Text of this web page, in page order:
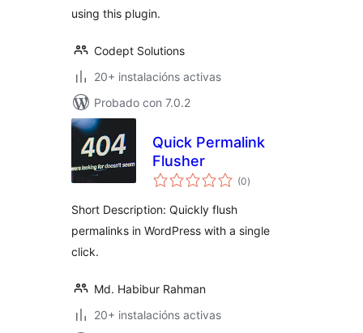
using this plugin.
Codept Solutions
20+ instalacións activas
Probado con 7.0.2
Quick Permalink
Flusher
(0valoracións
totais
)
Short Description: Quickly flush
permalinks in WordPress with a single
click.
Md. Habibur Rahman
20+ instalacións activas